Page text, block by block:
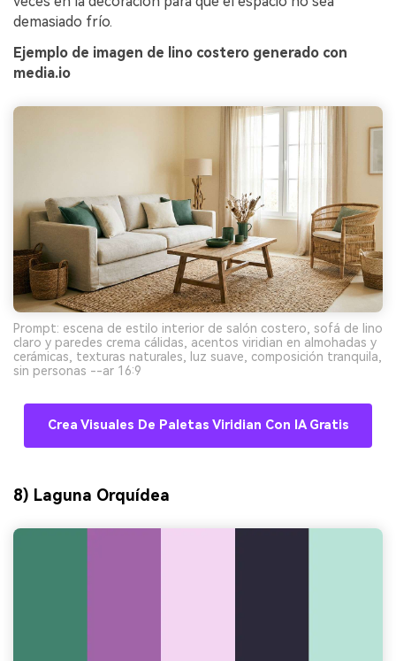
demasiado frío.
Ejemplo de imagen de lino costero generado con
media.io
Prompt: escena de estilo interior de salón costero, sofá de lino
claro y paredes crema cálidas, acentos viridian en almohadas y
cerámicas, texturas naturales, luz suave, composición tranquila,
sin personas --ar 16:9
Crea Visuales De Paletas Viridian Con IA Gratis
8) Laguna Orquídea